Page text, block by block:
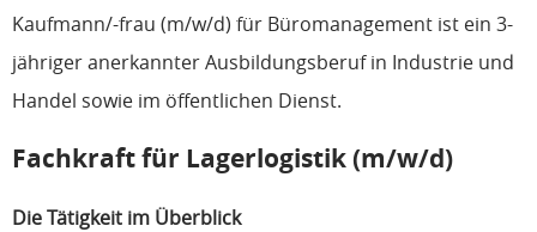
Kaufmann/-frau (m/w/d) für Büromanagement ist ein 3-
jähriger anerkannter Ausbildungsberuf in Industrie und
Handel sowie im öffentlichen Dienst.
Fachkraft für Lagerlogistik (m/w/d)
Die Tätigkeit im Überblick